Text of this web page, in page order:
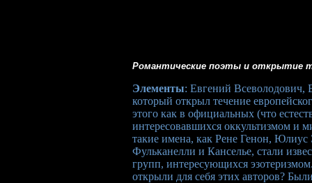
Романтические поэты и открытие
Элементы: Евгений
который открыл течение
этого как в официальных (что
интересовавшихся оккультизмом и
такие имена, как Рене Генон,
Фульканелли и Канселье, стали
групп, интересующихся
открыли для себя этих авторов?